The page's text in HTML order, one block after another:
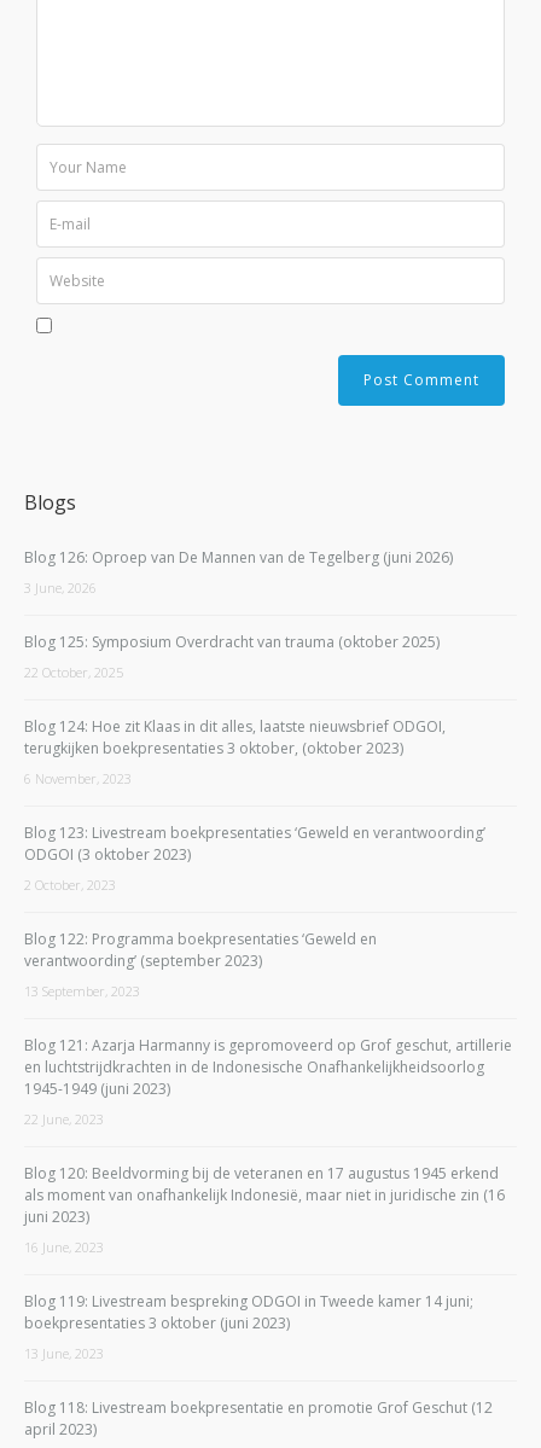
Blogs
Blog 126: Oproep van De Mannen van de Tegelberg (juni 2026)
3 June, 2026
Blog 125: Symposium Overdracht van trauma (oktober 2025)
22 October, 2025
Blog 124: Hoe zit Klaas in dit alles, laatste nieuwsbrief ODGOI,
terugkijken boekpresentaties 3 oktober, (oktober 2023)
6 November, 2023
Blog 123: Livestream boekpresentaties ‘Geweld en verantwoording’
ODGOI (3 oktober 2023)
2 October, 2023
Blog 122: Programma boekpresentaties ‘Geweld en
verantwoording’ (september 2023)
13 September, 2023
Blog 121: Azarja Harmanny is gepromoveerd op Grof geschut, artillerie
en luchtstrijdkrachten in de Indonesische Onafhankelijkheidsoorlog
1945-1949 (juni 2023)
22 June, 2023
Blog 120: Beeldvorming bij de veteranen en 17 augustus 1945 erkend
als moment van onafhankelijk Indonesië, maar niet in juridische zin (16
juni 2023)
16 June, 2023
Blog 119: Livestream bespreking ODGOI in Tweede kamer 14 juni;
boekpresentaties 3 oktober (juni 2023)
13 June, 2023
Blog 118: Livestream boekpresentatie en promotie Grof Geschut (12
april 2023)